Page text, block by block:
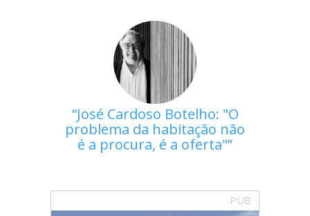
José Cardoso Botelho: "O
problema da habitação não
é a procura, é a oferta"
PUB